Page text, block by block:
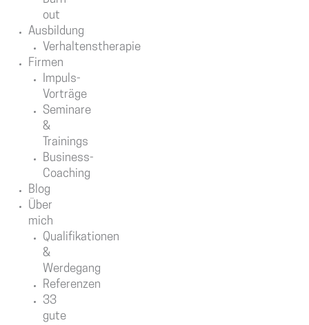
out
Ausbildung
Verhaltenstherapie
Firmen
Impuls-
Vorträge
Seminare
&
Trainings
Business-
Coaching
Blog
Über
mich
Qualifikationen
&
Werdegang
Referenzen
33
gute